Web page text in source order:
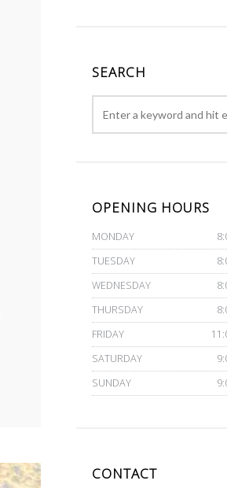
SEARCH
OPENING HOURS
MONDAY
TUESDAY
WEDNESDAY
THURSDAY
FRIDAY
SATURDAY
SUNDAY
CONTACT